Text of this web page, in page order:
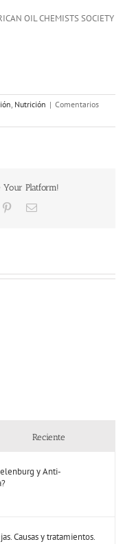
OIL CHEMISTS SOCIETY
, Nutrición | Comentarios
Your Platform!
PinterestCorreo
Reciente
y Anti-
Causas y tratamientos.